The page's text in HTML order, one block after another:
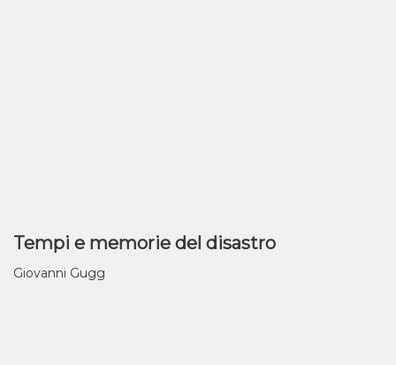
Tempi e memorie del disastro
Giovanni Gugg